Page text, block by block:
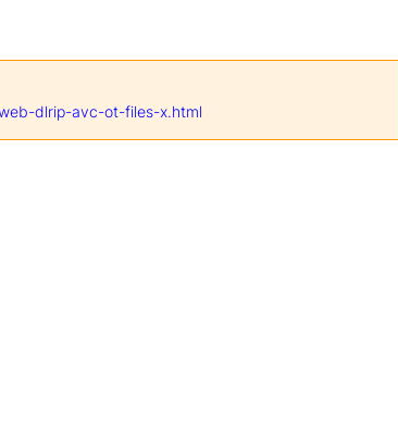
dlrip-avc-ot-files-x.html